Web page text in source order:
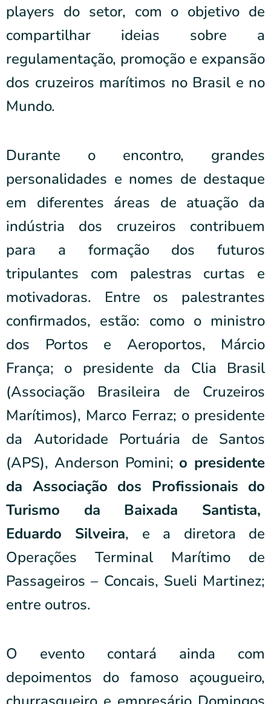
players do setor, com o objetivo de
compartilhar ideias sobre a
regulamentação, promoção e expansão
dos cruzeiros marítimos no Brasil e no
Mundo.
Durante o encontro, grandes
personalidades e nomes de destaque
em diferentes áreas de atuação da
indústria dos cruzeiros contribuem
para a formação dos futuros
tripulantes com palestras curtas e
motivadoras. Entre os palestrantes
confirmados, estão: como o ministro
dos Portos e Aeroportos, Márcio
França; o presidente da Clia Brasil
(Associação Brasileira de Cruzeiros
Marítimos), Marco Ferraz; o presidente
da Autoridade Portuária de Santos
(APS), Anderson Pomini; o presidente
da Associação dos Profissionais do
Turismo da Baixada Santista,
Eduardo Silveira, e a diretora de
Operações Terminal Marítimo de
Passageiros – Concais, Sueli Martinez;
entre outros.
O evento contará ainda com
depoimentos do famoso açougueiro,